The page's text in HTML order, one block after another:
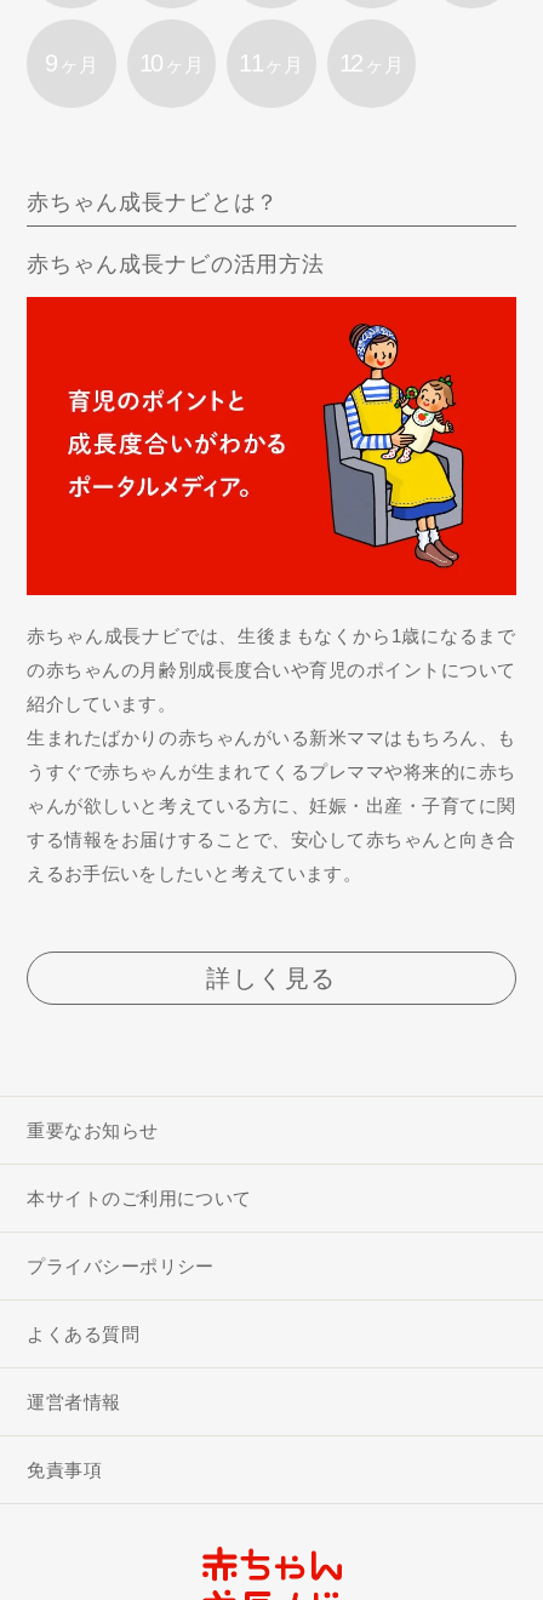
9 ヶ月 10 ヶ月 11 ヶ月 12 ヶ月
赤ちゃん成長ナビとは？
赤ちゃん成長ナビの活用方法
赤ちゃん成長ナビでは、生後まもなくから1歳になるまで
の赤ちゃんの月齢別成長度合いや育児のポイントについて
紹介しています。
生まれたばかりの赤ちゃんがいる新米ママはもちろん、も
うすぐで赤ちゃんが生まれてくるプレママや将来的に赤ち
ゃんが欲しいと考えている方に、妊娠・出産・子育てに関
する情報をお届けすることで、安心して赤ちゃんと向き合
えるお手伝いをしたいと考えています。
詳しく見る
重要なお知らせ
本サイトのご利用について
プライバシーポリシー
よくある質問
運営者情報
免責事項